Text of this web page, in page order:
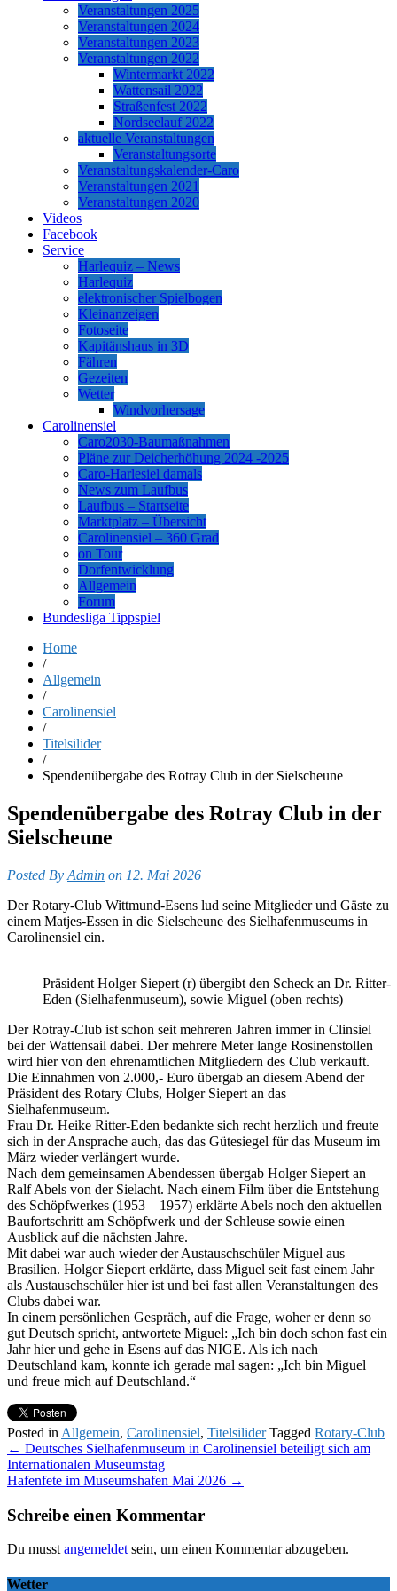
Veranstaltungen 2025
Veranstaltungen 2024
Veranstaltungen 2023
Veranstaltungen 2022
Wintermarkt 2022
Wattensail 2022
Straßenfest 2022
Nordseelauf 2022
aktuelle Veranstaltungen
Veranstaltungsorte
Veranstaltungskalender-Caro
Veranstaltungen 2021
Veranstaltungen 2020
Videos
Facebook
Service
Harlequiz – News
Harlequiz
elektronischer Spielbogen
Kleinanzeigen
Fotoseite
Kapitänshaus in 3D
Fähren
Gezeiten
Wetter
Windvorhersage
Carolinensiel
Caro2030-Baumaßnahmen
Pläne zur Deicherhöhung 2024 -2025
Caro-Harlesiel damals
News zum Laufbus
Laufbus – Startseite
Marktplatz – Übersicht
Carolinensiel – 360 Grad
on Tour
Dorfentwicklung
Allgemein
Forum
Bundesliga Tippspiel
Home
/
Allgemein
/
Carolinensiel
/
Titelsilider
/
Spendenübergabe des Rotray Club in der Sielscheune
Spendenübergabe des Rotray Club in der
Sielscheune
Posted By Admin on 12. Mai 2026
Der Rotary-Club Wittmund-Esens lud seine Mitglieder und Gäste zu
einem Matjes-Essen in die Sielscheune des Sielhafenmuseums in
Carolinensiel ein.
Präsident Holger Siepert (r) übergibt den Scheck an Dr. Ritter-
Eden (Sielhafenmuseum), sowie Miguel (oben rechts)
Der Rotray-Club ist schon seit mehreren Jahren immer in Clinsiel
bei der Wattensail dabei. Der mehrere Meter lange Rosinenstollen
wird hier von den ehrenamtlichen Mitgliedern des Club verkauft.
Die Einnahmen von 2.000,- Euro übergab an diesem Abend der
Präsident des Rotary Clubs, Holger Siepert an das
Sielhafenmuseum.
Frau Dr. Heike Ritter-Eden bedankte sich recht herzlich und freute
sich in der Ansprache auch, das das Gütesiegel für das Museum im
März wieder verlängert wurde.
Nach dem gemeinsamen Abendessen übergab Holger Siepert an
Ralf Abels von der Sielacht. Nach einem Film über die Entstehung
des Schöpfwerkes (1953 – 1957) erklärte Abels noch den aktuellen
Baufortschritt am Schöpfwerk und der Schleuse sowie einen
Ausblick auf die nächsten Jahre.
Mit dabei war auch wieder der Austauschschüler Miguel aus
Brasilien. Holger Siepert erklärte, dass Miguel seit fast einem Jahr
als Austauschschüler hier ist und bei fast allen Veranstaltungen des
Clubs dabei war.
In einem persönlichen Gespräch, auf die Frage, woher er denn so
gut Deutsch spricht, antwortete Miguel: „Ich bin doch schon fast ein
Jahr hier und gehe in Esens auf das NIGE. Als ich nach
Deutschland kam, konnte ich gerade mal sagen: „Ich bin Miguel
und freue mich auf Deutschland.“
Posted in Allgemein, Carolinensiel, TitelsiliderTagged Rotary-Club
Post
navigation
← Deutsches Sielhafenmuseum in Carolinensiel beteiligt sich am
Internationalen Museumstag
Hafenfete im Museumshafen Mai 2026 →
Schreibe einen Kommentar
Du musst angemeldet sein, um einen Kommentar abzugeben.
Wetter